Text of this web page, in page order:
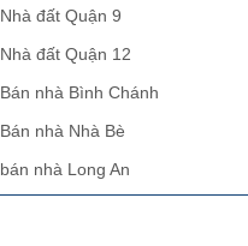
Nhà đất Quận 9
Nhà đất Quận 12
Bán nhà Bình Chánh
Bán nhà Nhà Bè
bán nhà Long An